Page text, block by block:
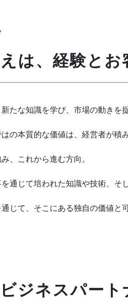
は、経験とお
たな知識を学び、市場の動きを
の本質的な価値は、経営者が積
、これから進む方向。
通じて培われた知識や技術、そ
じて、そこにある独自の価値と
ジネスパート